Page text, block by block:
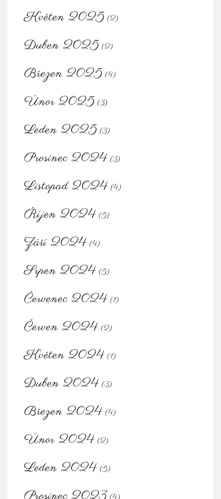
Květen 2025 (2)
Duben 2025 (2)
Březen 2025 (4)
Únor 2025 (3)
Leden 2025 (3)
Prosinec 2024 (3)
Listopad 2024 (4)
Říjen 2024 (5)
Září 2024 (4)
Srpen 2024 (5)
Červenec 2024 (1)
Červen 2024 (2)
Květen 2024 (1)
Duben 2024 (3)
Březen 2024 (4)
Únor 2024 (2)
Leden 2024 (5)